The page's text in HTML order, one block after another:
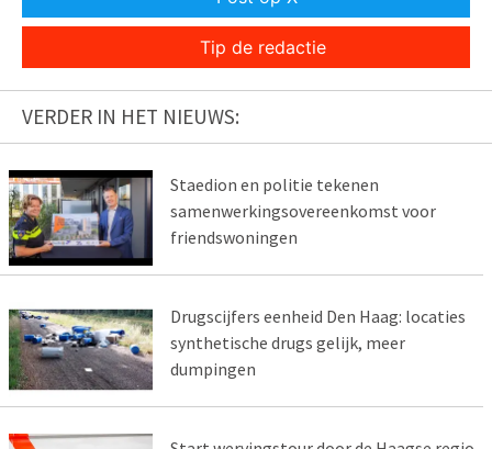
Tip de redactie
VERDER IN HET NIEUWS:
Staedion en politie tekenen
samenwerkingsovereenkomst voor
friendswoningen
Drugscijfers eenheid Den Haag: locaties
synthetische drugs gelijk, meer
dumpingen